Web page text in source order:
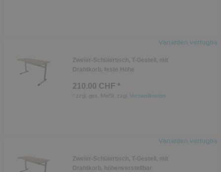
Varianten verfügbar
Zweier-Schülertisch, T-Gestell, mit
Drahtkorb, feste Höhe
210.00 CHF *
zzgl. ges. MwSt. zzgl. Versandkosten
Varianten verfügbar
Zweier-Schülertisch, T-Gestell, mit
Drahtkorb, höhenverstellbar